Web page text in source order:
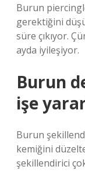
Burun
gerektiğini
süre çıkıyor.
ayda iyileşiyor.
Burun
işe
Burun
kemiğini
şekillendirici